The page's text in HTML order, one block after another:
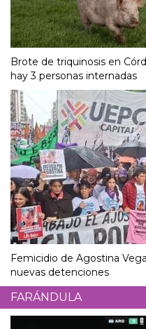
Brote de triquinosis en
hay 3 personas internadas
Femicidio de Agostina
nuevas detenciones
FARÁNDULA